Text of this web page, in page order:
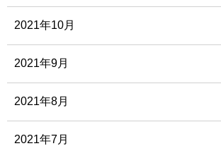
2021年10月
2021年9月
2021年8月
2021年7月